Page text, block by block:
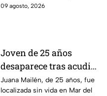
acompañada de fragmentos
09 agosto, 2026
Joven de 25 años
desaparece tras acudir
a falsa entrevista de
trabajo
Juana Mailén, de 25 años, fue
localizada sin vida en Mar del